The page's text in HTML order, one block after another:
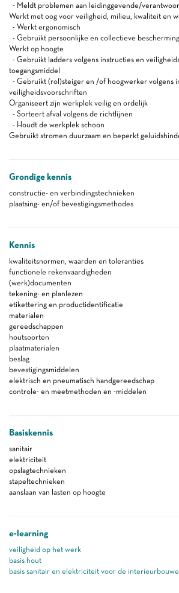
- Meldt problemen aan leidinggevende/
Werkt met oog voor veiligheid, milieu, kwaliteit en
- Werkt ergonomisch
- Gebruikt persoonlijke en collectieve
Werkt op hoogte
- Gebruikt ladders volgens instructies en
toegangsmiddel
- Gebruikt (rol)steiger en /of hoogwerker volgens
veiligheidsvoorschriften
Organiseert zijn werkplek veilig en ordelijk
- Sorteert afval volgens de richtlijnen
- Houdt de werkplek schoon
Gebruikt stromen duurzaam en beperkt
Grondige kennis
constructie- en verbindingstechnieken
plaatsing- en/of bevestigingsmethodes
Kennis
kwaliteitsnormen, waarden en toleranties
functionele rekenvaardigheden
(werk)documenten
tekening- en planlezen
etikettering en productidentificatie
materialen
gereedschappen
houtsoorten
plaatmaterialen
beslag
bevestigingsmiddelen
elektrisch en pneumatisch handgereedschap
controle- en meetmethoden en -middelen
Basiskennis
sanitair
elektriciteit
opslagtechnieken
stapeltechnieken
aanslaan van lasten op hoogte
e-learning
veiligheid op het werk
basis hout
basis sanitair en elektriciteit voor de